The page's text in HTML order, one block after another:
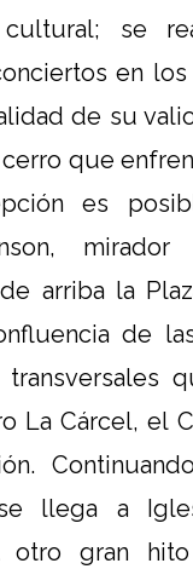
se
en
de su
que
es
arriba la
de
La Cárcel, el
llega a
otro gran